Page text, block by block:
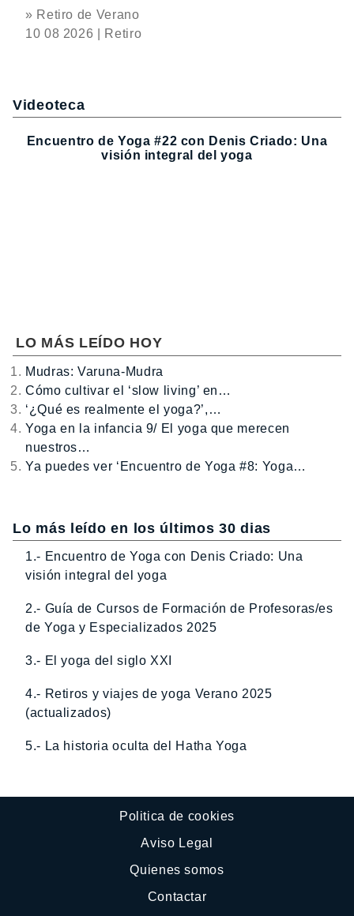
» Retiro de Verano
10 08 2026 | Retiro
Videoteca
Encuentro de Yoga #22 con Denis Criado: Una
visión integral del yoga
LO MÁS LEÍDO HOY
Mudras: Varuna-Mudra
Cómo cultivar el ‘slow living’ en…
‘¿Qué es realmente el yoga?’,…
Yoga en la infancia 9/ El yoga que merecen
nuestros…
Ya puedes ver ‘Encuentro de Yoga #8: Yoga…
Lo más leído en los últimos 30 dias
1.- Encuentro de Yoga con Denis Criado: Una
visión integral del yoga
2.- Guía de Cursos de Formación de Profesoras/es
de Yoga y Especializados 2025
3.- El yoga del siglo XXI
4.- Retiros y viajes de yoga Verano 2025
(actualizados)
5.- La historia oculta del Hatha Yoga
Politica de cookies
Aviso Legal
Quienes somos
Contactar